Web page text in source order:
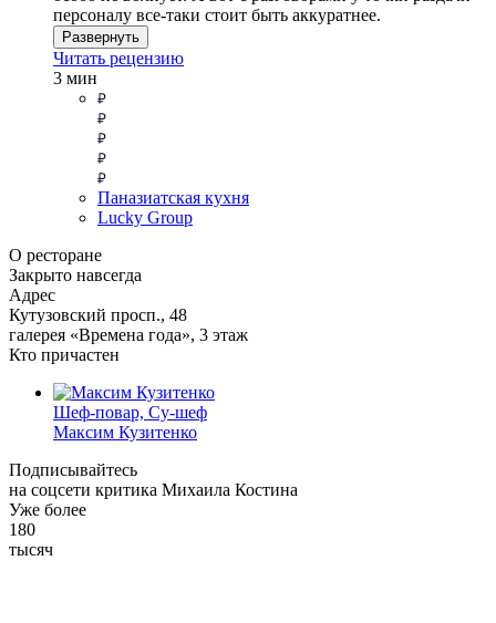
персоналу все-таки стоит быть аккуратнее.
Развернуть
Читать рецензию
3 мин
Паназиатская кухня
Lucky Group
О ресторане
Закрыто навсегда
Адрес
Кутузовский просп., 48
галерея «Времена года», 3 этаж
Кто причастен
Шеф-повар, Су-шеф
Максим Кузитенко
Подписывайтесь
на соцсети критика Михаила Костина
Уже более
180
тысяч